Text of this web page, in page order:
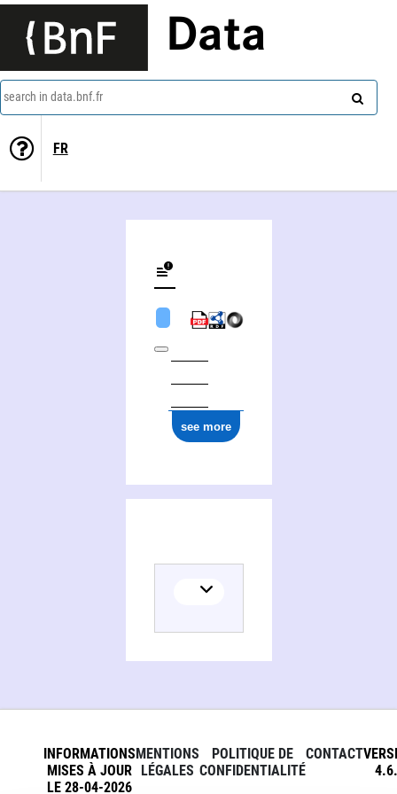
Data
search in data.bnf.fr
FR
see more
INFORMATIONS
MISES À JOUR
LE 28-04-2026
MENTIONS
LÉGALES
POLITIQUE DE
CONFIDENTIALITÉ
CONTACT